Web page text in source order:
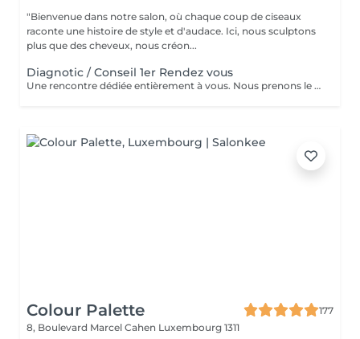
"Bienvenue dans notre salon, où chaque coup de ciseaux
raconte une histoire de style et d'audace. Ici, nous sculptons
plus que des cheveux, nous créon...
Diagnotic / Conseil 1er Rendez vous
Une rencontre dédiée entièrement à vous. Nous prenons le temps d'analyser votre chevelure, de comprendre vos habitudes et d'échanger sur vos envies pour définir ensemble la routine et le style qui vous correspondent vraiment. Un moment privilégié pour poser les bases d'un suivi sur mesure.
Colour Palette
177
8, Boulevard Marcel Cahen Luxembourg 1311